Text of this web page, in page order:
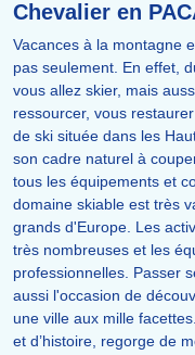
Chevalier en
Vacances à la montagne
pas seulement. En effet,
vous allez skier, mais
ressourcer, vous
de ski située dans les
son cadre naturel à
tous les équipements et
domaine skiable est très
grands d'Europe. Les
très nombreuses et les
professionnelles. Passer
aussi l'occasion de
une ville aux mille
et d’histoire, regorge de